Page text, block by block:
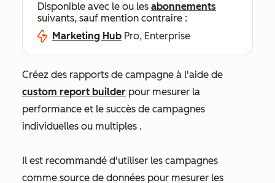
Disponible avec le ou les abonnements
suivants, sauf mention contraire :
Marketing Hub Pro, Enterprise
Créez des rapports de campagne à l'aide de
custom report builder pour mesurer la
performance et le succès de campagnes
individuelles ou multiples .
Il est recommandé d'utiliser les campagnes
comme source de données pour mesurer les